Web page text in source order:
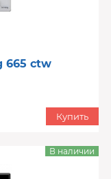
665 ctw
Купить
В наличии